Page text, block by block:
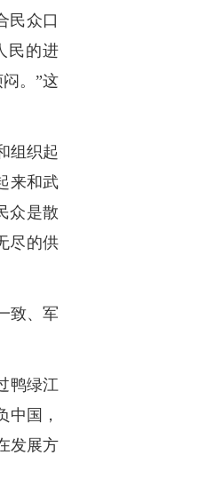
民众口
民的进
。”这
组织起
来和武
众是散
尽的供
致、军
鸭绿江
国，
发展方